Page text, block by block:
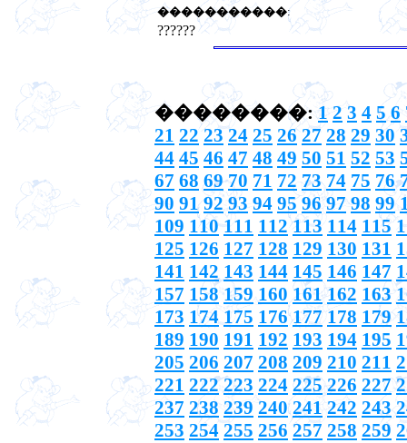
�����������:
??????
��������:1 2 3 4 5 6
21 22 23 24 25 26 27 28 29 30
44 45 46 47 48 49 50 51 52 53
67 68 69 70 71 72 73 74 75 76
90 91 92 93 94 95 96 97 98 99
109 110 111 112 113 114 115
125 126 127 128 129 130 131
141 142 143 144 145 146 147
157 158 159 160 161 162 163
173 174 175 176 177 178 179
189 190 191 192 193 194 195
205 206 207 208 209 210 211
221 222 223 224 225 226 227
237 238 239 240 241 242 243
253 254 255 256 257 258 259